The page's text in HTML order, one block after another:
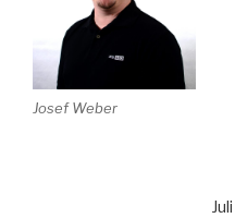
Josef Weber